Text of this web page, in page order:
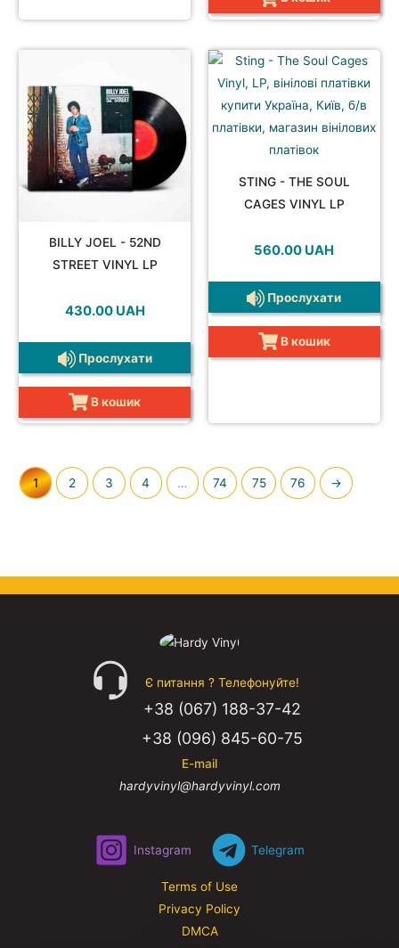
BILLY JOEL - 52ND
STREET VINYL LP
430.00 UAH
Прослухати
В кошик
STING - THE SOUL
CAGES VINYL LP
560.00 UAH
Прослухати
В кошик
1 2 3 4 … 74 75 76 →
Є питання ? Телефонуйте!
+38 (067) 188-37-42
+38 (096) 845-60-75
E-mail
hardyvinyl@hardyvinyl.com
Instagram Telegram
Terms of Use
Privacy Policy
DMCA